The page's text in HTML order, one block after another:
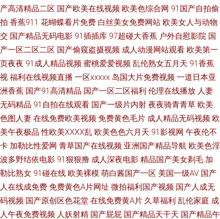
中文 欧美人妖网站 激情avav 福利导航大全 欧美人妖另类 青草综合在线 97
骚资源 97激情理论 91看片网站 黑丝喷水 玖玖热精品6 97亚州色图 国产精诚
午夜福利影院 伦理片一二三 麻豆果冻大香蕉 国产内射自拍1 av导航总站 日
本毛片视频 欧美性生 国语对白高清露脸 91探花视频 东京热成人网A片 色宗
久久 大香蕉伊色 另类欧美黄站 国产在线91论坛 欧美抖阴 韩曰美野外群P 狼
友成人在线 超碰人人插人人爱 日本成人H片 国产福利影院一 91论坛网址 久
久草久久爽 成人日韩免费 伊人超碰在线 黄色片网站大全 九九热草 国产91蜜
臀人妻 韩国电影片 天天日夜夜 四虎影院av网站 东京热福利视 九一成人午夜
产高清精品二区 国产欧美在线视频 欧美色综合网 91国产自拍偷
拍 香蕉911 花蝴蝶看片免费 白丝美女免费网站 欧美女人与动物
交 国产精品无码电影 91插插库 97超碰大香蕉 户外自慰影院 国
产一区二区二区 国产偷窥盗摄视频 成人动漫网站观看 欧美第一
页夜夜 91成人精品视频 蜜桃爱爱视频 乱伦熟女五月天 91香蕉
视 福利在线视频直播 一区xxxxx 岛国大片免费视频 一道日本亚
洲香蕉 国产91高清精品 国产一区二区福利 伦理在线播放 人妻
无码精品 91自拍在线观看 国产一级片内射 夜夜骑青青草 欧美
色图人妻 在线免费欧美视频 免费黄色毛片 成人精品无码视频 欧
美午夜极品 性欧美ⅩⅩⅩⅩ乱 欧美色色六月天 91影视网 午夜伦不
卡 加勒比性爱网 青草国产在线视频 亚洲国产精品导航 欧美色淫
波多野结依电影 91狠狠撸 成人深夜电影 精品国产美女剃毛 加
勒比熟女 91碰在线 欧美裸模 萌白酱国产一区 美国一级AV 国产
人在线成免费 免费黄色A片网址 微拍福利国产视频 国产人成无
码视频 国产原创区色花堂 在线免费黄A片 久草福利 乱伦家庭 成
人午夜免费视频 人妖射精 国产屁屁 国产精品天干天 国产精品午